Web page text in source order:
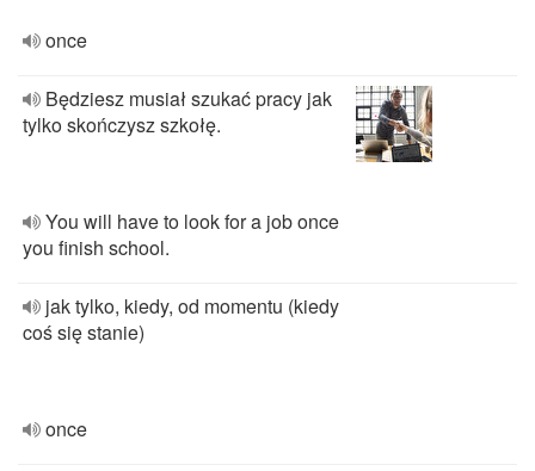
once
Będziesz musiał szukać pracy jak
tylko skończysz szkołę.
You will have to look for a job once
you finish school.
jak tylko, kiedy, od momentu (kiedy
coś się stanie)
once